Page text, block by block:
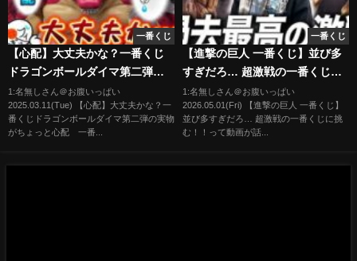
一番くじ
【心配】大丈夫かな？一番くじ
ドラゴンボールダイマ第二弾の
実物がちょっと心配 一番く
じ ドラゴンボール フィギュ
ア
1:名無しさん＠お腹いっぱい
2025.03.11(Tue) 【心配】大丈夫かな？一
番くじドラゴンボールダイマ第二弾の実物
がちょっと心配 一番...
一番くじ
【進撃の巨人 一番くじ】並び多
すぎだろ… 超激戦の一番くじに
挑む！！
1:名無しさん＠お腹いっぱい
2026.05.01(Fri) 【進撃の巨人 一番くじ】
並び多すぎだろ… 超激戦の一番くじに挑
む！！って動画が話...